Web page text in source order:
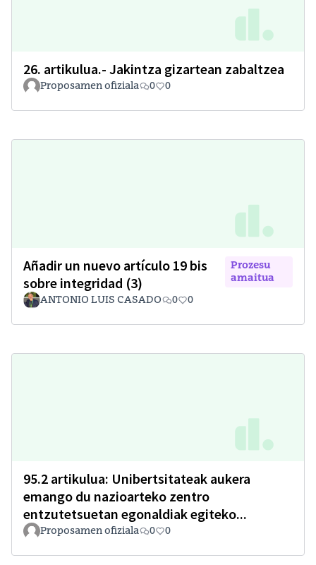
26. artikulua.- Jakintza gizartean zabaltzea
Proposamen ofiziala 0 0
Añadir un nuevo artículo 19 bis
sobre integridad (3)
Prozesu
amaitua
ANTONIO LUIS CASADO 0 0
95.2 artikulua: Unibertsitateak aukera
emango du nazioarteko zentro
entzutetsuetan egonaldiak egiteko...
Proposamen ofiziala 0 0